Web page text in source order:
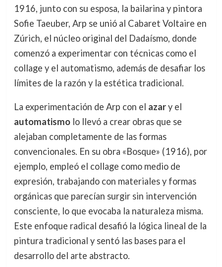
1916, junto con su esposa, la bailarina y pintora
Sofie Taeuber, Arp se unió al Cabaret Voltaire en
Zúrich, el núcleo original del Dadaísmo, donde
comenzó a experimentar con técnicas como el
collage y el automatismo, además de desafiar los
límites de la razón y la estética tradicional.
La experimentación de Arp con el azary el
automatismolo llevó a crear obras que se
alejaban completamente de las formas
convencionales. En su obra «Bosque» (1916), por
ejemplo, empleó el collage como medio de
expresión, trabajando con materiales y formas
orgánicas que parecían surgir sin intervención
consciente, lo que evocaba la naturaleza misma.
Este enfoque radical desafió la lógica lineal de la
pintura tradicional y sentó las bases para el
desarrollo del arte abstracto.